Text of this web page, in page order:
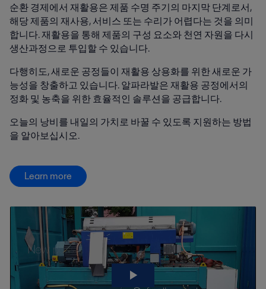
순환 경제에서 재활용은 제품 수명 주기의 마지막 단계로서,
해당 제품의 재사용, 서비스 또는 수리가 어렵다는 것을 의미
합니다. 재활용을 통해 제품의 구성 요소와 천연 자원을 다시
생산과정으로 투입할 수 있습니다.
다행히도, 새로운 공정들이 재활용 상용화를 위한 새로운 가
능성을 창출하고 있습니다. 알파라발은 재활용 공정에서의
정화 및 농축을 위한 효율적인 솔루션을 공급합니다.
오늘의 낭비를 내일의 가치로 바꿀 수 있도록 지원하는 방법
을 알아보십시오.
Learn more